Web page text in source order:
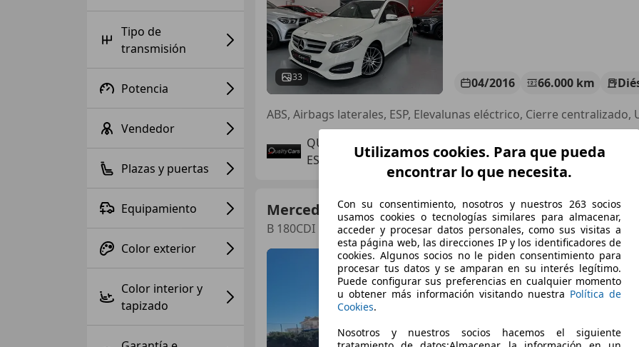
Tipo de
transmisión
Potencia
Vendedor
Plazas y puertas
Equipamiento
Color exterior
Color interior y
tapizado
33 04/2016 66.000 km
QUALITY CARS
ES-46600 ALZIRA
Mercedes-Benz B 180
B 180CDI
€ 3.500 Súperoferta
Utilizamos cookies. Para que pueda
encontrar lo que necesita.
Con su consentimiento, nosotros y nuestros 263 socios
usamos cookies o tecnologías similares para almacenar,
acceder y procesar datos personales, como sus visitas a
esta página web, las direcciones IP y los identificadores de
cookies. Algunos socios no le piden consentimiento para
procesar tus datos y se amparan en su interés legítimo.
Puede configurar sus preferencias en cualquier momento
u obtener más información visitando nuestra Política de
Cookies.
Nosotros y nuestros socios hacemos el siguiente